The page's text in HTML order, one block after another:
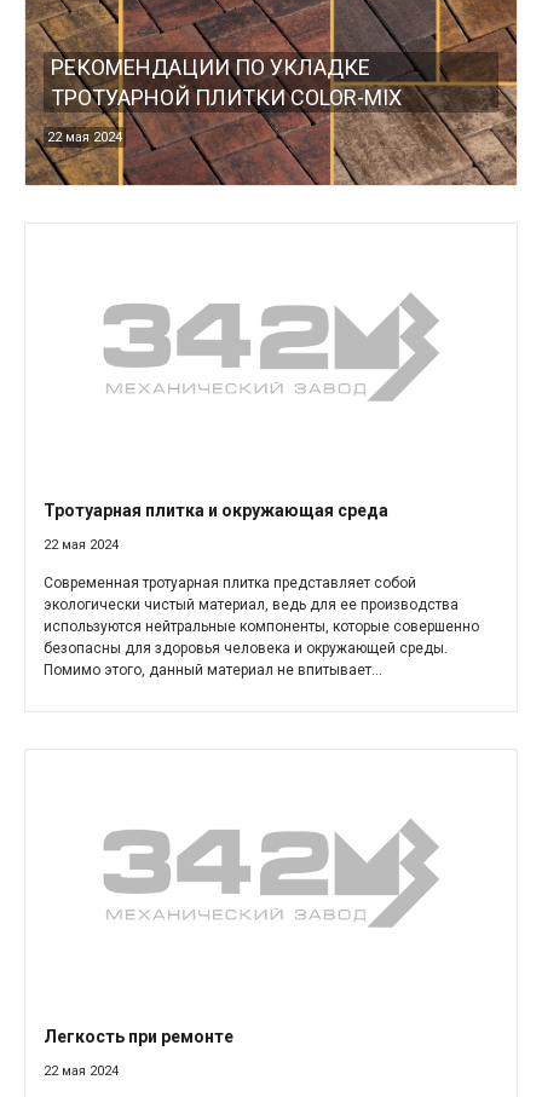
РЕКОМЕНДАЦИИ ПО УКЛАДКЕ
ТРОТУАРНОЙ ПЛИТКИ COLOR-MIX
22 мая 2024
Тротуарная плитка и окружающая среда
22 мая 2024
Современная тротуарная плитка представляет собой
экологически чистый материал, ведь для ее производства
используются нейтральные компоненты, которые совершенно
безопасны для здоровья человека и окружающей среды.
Помимо этого, данный материал не впитывает...
Легкость при ремонте
22 мая 2024